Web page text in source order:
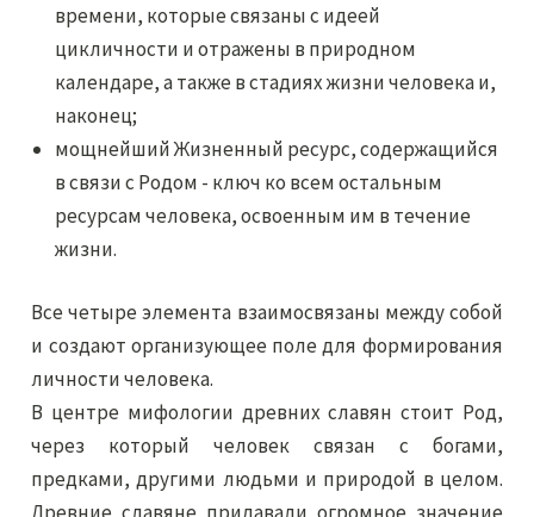
времени, которые связаны с идеей
цикличности и отражены в природном
календаре, а также в стадиях жизни человека и,
наконец;
мощнейший Жизненный ресурс, содержащийся
в связи с Родом - ключ ко всем остальным
ресурсам человека, освоенным им в течение
жизни.
Все четыре элемента взаимосвязаны между собой
и создают организующее поле для формирования
личности человека.
В центре мифологии древних славян стоит Род,
через который человек связан с богами,
предками, другими людьми и природой в целом.